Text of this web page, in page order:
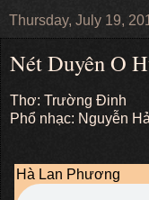
Thursday, July 19,
Nét Duyên O
Thơ: Trường Đinh
Phổ nhạc: Nguyễn
Hà Lan Phương